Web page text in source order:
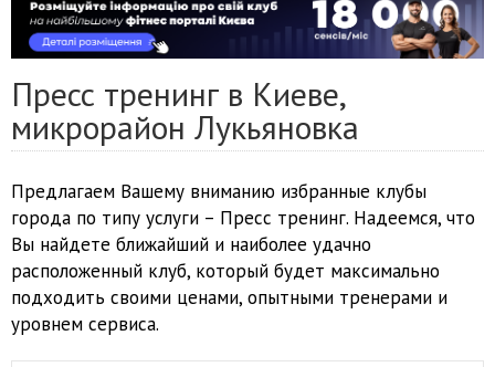
Пресс тренинг в Киеве,
микрорайон Лукьяновка
Предлагаем Вашему вниманию избранные клубы
города по типу услуги – Пресс тренинг. Надеемся, что
Вы найдете ближайший и наиболее удачно
расположенный клуб, который будет максимально
подходить своими ценами, опытными тренерами и
уровнем сервиса.